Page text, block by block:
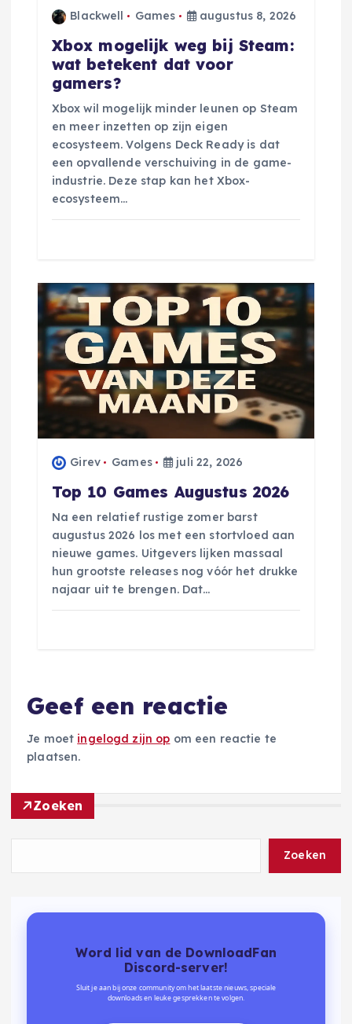
Blackwell Games augustus 8, 2026
Xbox mogelijk weg bij Steam:
wat betekent dat voor
gamers?
Xbox wil mogelijk minder leunen op Steam
en meer inzetten op zijn eigen
ecosysteem. Volgens Deck Ready is dat
een opvallende verschuiving in de game-
industrie. Deze stap kan het Xbox-
ecosysteem…
Girev Games juli 22, 2026
Top 10 Games Augustus 2026
Na een relatief rustige zomer barst
augustus 2026 los met een stortvloed aan
nieuwe games. Uitgevers lijken massaal
hun grootste releases nog vóór het drukke
najaar uit te brengen. Dat…
Geef een reactie
Je moet ingelogd zijn op om een reactie te
plaatsen.
Zoeken
Zoeken
Word lid van de DownloadFan
Discord-server!
Sluit je aan bij onze community om het laatste nieuws, speciale
downloads en leuke gesprekken te volgen.